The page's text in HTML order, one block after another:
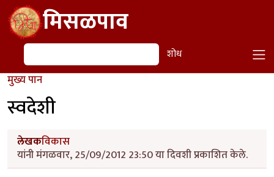
Skip to main contentमिसळपाव
शोध शोध
मुख्य पान
स्वदेशी
लेखकविकास
यांनी मंगळवार, 25/09/2012 23:50 या दिवशी प्रकाशित केले.